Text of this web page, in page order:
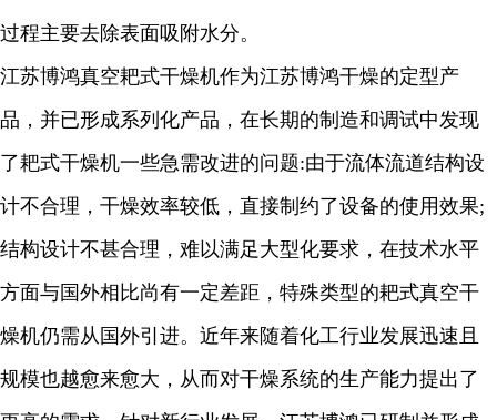
过程主要去除表面吸附水分。
江苏博鸿真空耙式干燥机作为江苏博鸿干燥的定型产
品，并已形成系列化产品，在长期的制造和调试中发现
了耙式干燥机一些急需改进的问题:由于流体流道结构设
计不合理，干燥效率较低，直接制约了设备的使用效果;
结构设计不甚合理，难以满足大型化要求，在技术水平
方面与国外相比尚有一定差距，特殊类型的耙式真空干
燥机仍需从国外引进。近年来随着化工行业发展迅速且
规模也越愈来愈大，从而对干燥系统的生产能力提出了